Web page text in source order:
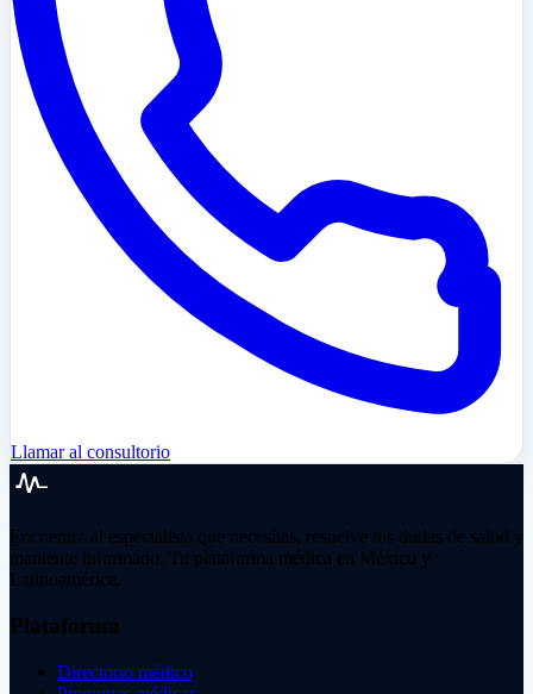
Llamar al consultorio
Encuentra al especialista que necesitas, resuelve tus dudas de salud y
mantente informado. Tu plataforma médica en México y
Latinoamérica.
Plataforma
Directorio médico